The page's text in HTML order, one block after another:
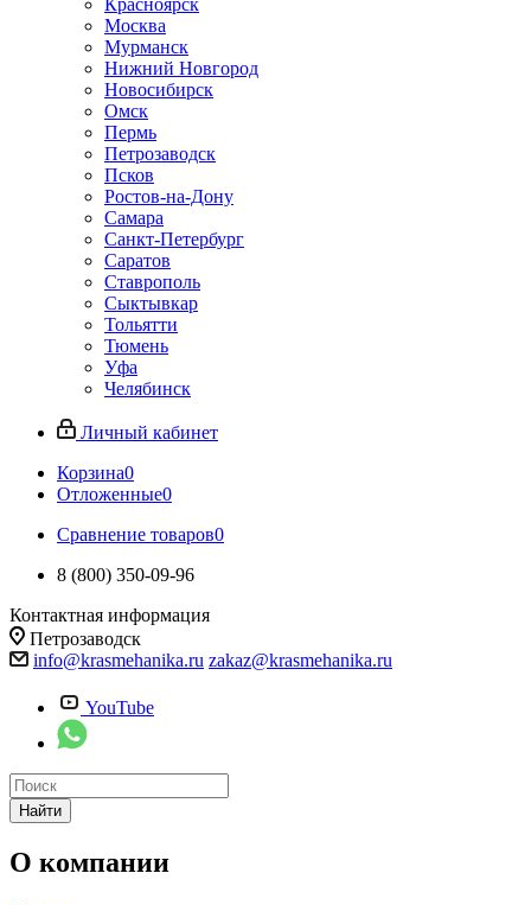
Красноярск
Москва
Мурманск
Нижний Новгород
Новосибирск
Омск
Пермь
Петрозаводск
Псков
Ростов-на-Дону
Самара
Санкт-Петербург
Саратов
Ставрополь
Сыктывкар
Тольятти
Тюмень
Уфа
Челябинск
Личный кабинет
Корзина0
Отложенные0
Сравнение товаров0
8 (800) 350-09-96
Контактная информация
Петрозаводск
info@krasmehanika.ru zakaz@krasmehanika.ru
YouTube
Найти
О компании